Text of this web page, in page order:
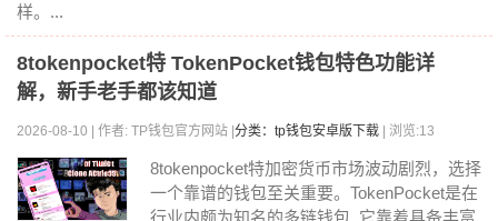
样。...
8tokenpocket特 TokenPocket钱包特色功能详
解，新手老手都该知道
2026-08-10 | 作者: TP钱包官方网站 | 分类：tp钱包安卓版下载 | 浏览:13
8tokenpocket特加密货币市场波动剧烈，选择
一个靠谱的钱包至关重要。TokenPocket是在
行业内颇为知名的多链钱包, 它靠着具备丰富